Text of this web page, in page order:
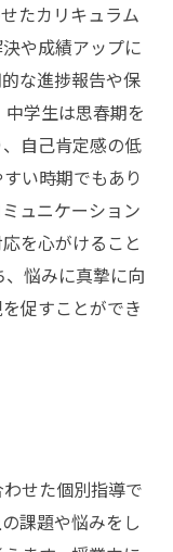
たカリキュラム
や成績アップに
な進捗報告や保
学生は思春期を
自己肯定感の低
い時期でもあり
ュニケーション
を心がけること
悩みに真摯に向
促すことができ
せた個別指導で
課題や悩みをし